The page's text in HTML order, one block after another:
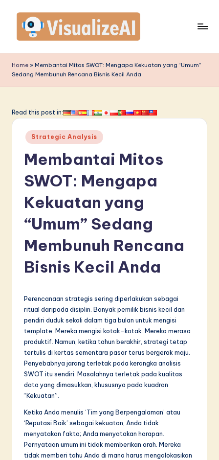
content
is
u
li
A
in
Home » Membantai Mitos SWOT: Mengapa Kekuatan yang “Umum”
Sedang Membunuh Rencana Bisnis Kecil Anda
Read this post in:
Posted
in
Strategic Analysis
Membantai Mitos
SWOT: Mengapa
Kekuatan yang
“Umum” Sedang
Membunuh Rencana
Bisnis Kecil Anda
Perencanaan strategis sering diperlakukan sebagai
ritual daripada disiplin. Banyak pemilik bisnis kecil dan
pendiri duduk sekali dalam tiga bulan untuk mengisi
template. Mereka mengisi kotak-kotak. Mereka merasa
produktif. Namun, ketika tahun berakhir, strategi tetap
tertulis di kertas sementara pasar terus bergerak maju.
Penyebabnya jarang terletak pada kerangka analisis
SWOT itu sendiri. Masalahnya terletak pada kualitas
data yang dimasukkan, khususnya pada kuadran
“Kekuatan”.
Ketika Anda menulis ‘Tim yang Berpengalaman’ atau
‘Reputasi Baik’ sebagai kekuatan, Anda tidak
menyatakan fakta; Anda menyatakan harapan.
Pernyataan umum ini tidak memberikan arah. Mereka
tidak memberi tahu Anda di mana harus mengalokasikan